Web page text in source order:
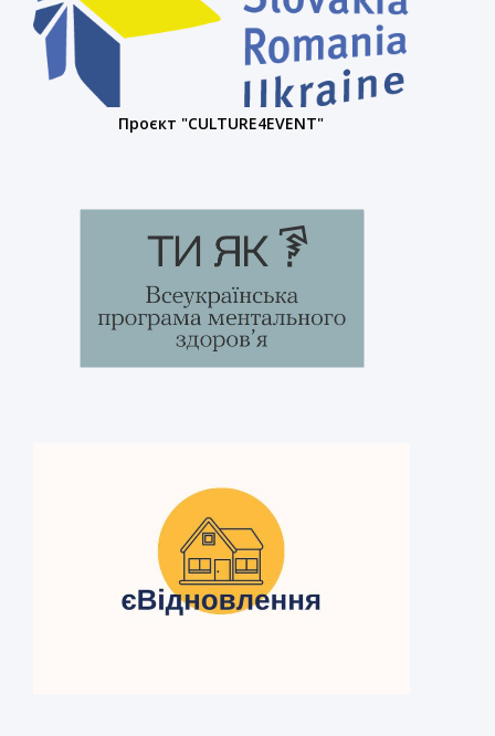
Проєкт "CULTURE4EVENT"